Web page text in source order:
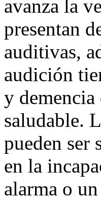
avanza la
presentan
auditivas,
audición
y
saludable.
pueden ser
en la
alarma o